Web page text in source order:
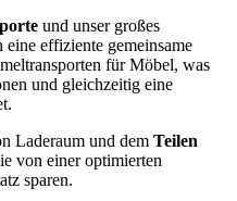
und unser großes
eine effiziente gemeinsame
für Möbel, was
und gleichzeitig eine
Laderaum und dem Teilen
von einer optimierten
sparen.